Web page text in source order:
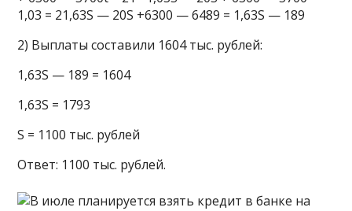
1,03 = 21,63S — 20S +6300 — 6489 = 1,63S — 189
2) Выплаты составили 1604 тыс. рублей:
1,63S — 189 = 1604
1,63S = 1793
S = 1100 тыс. рублей
Ответ: 1100 тыс. рублей.